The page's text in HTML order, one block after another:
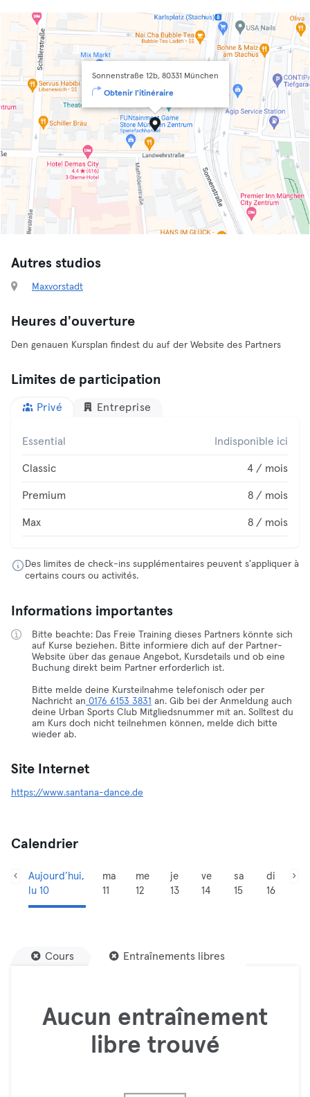
Sonnenstraße 12b, 80331 München
Obtenir l'itinéraire
Autres studios
Maxvorstadt
Heures d'ouverture
Den genauen Kursplan findest du auf der Website des Partners
Limites de participation
Privé Entreprise
Essential Indisponible ici
Classic 4 / mois
Premium 8 / mois
Max 8 / mois
Des limites de check-ins supplémentaires peuvent s'appliquer à
certains cours ou activités.
Informations importantes
Bitte beachte: Das Freie Training dieses Partners könnte sich
auf Kurse beziehen. Bitte informiere dich auf der Partner-
Website über das genaue Angebot, Kursdetails und ob eine
Buchung direkt beim Partner erforderlich ist.
Bitte melde deine Kursteilnahme telefonisch oder per
Nachricht an 0176 6153 3831 an. Gib bei der Anmeldung auch
deine Urban Sports Club Mitgliedsnummer mit an. Solltest du
am Kurs doch nicht teilnehmen können, melde dich bitte
wieder ab.
Site Internet
https://www.santana-dance.de
Calendrier
Aujourd’hui,
lu 10
ma
11
me
12
je
13
ve
14
sa
15
di
16
Cours Entraînements libres
Aucun entraînement
libre trouvé